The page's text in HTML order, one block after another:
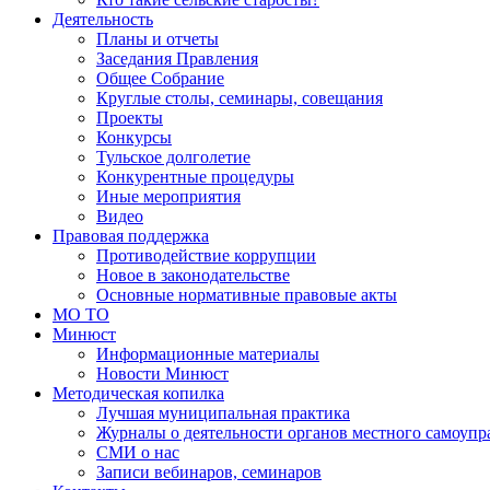
Деятельность
Планы и отчеты
Заседания Правления
Общее Собрание
Круглые столы, семинары, совещания
Проекты
Конкурсы
Тульское долголетие
Конкурентные процедуры
Иные мероприятия
Видео
Правовая поддержка
Противодействие коррупции
Новое в законодательстве
Основные нормативные правовые акты
МО ТО
Минюст
Информационные материалы
Новости Минюст
Методическая копилка
Лучшая муниципальная практика
Журналы о деятельности органов местного
СМИ о нас
Записи вебинаров, семинаров